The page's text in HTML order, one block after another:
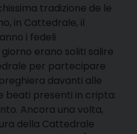
tradizione de le
in Cattedrale, il
i fedeli
erano soliti salire
per partecipare
davanti alle
beati presenti in cripta:
Ancora una volta,
della Cattedrale